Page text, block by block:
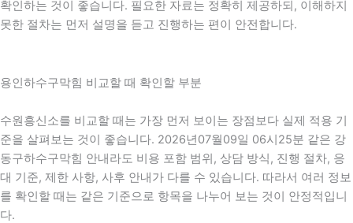
확인하는 것이 좋습니다. 필요한 자료는 정확히 제공하되, 이해하지
못한 절차는 먼저 설명을 듣고 진행하는 편이 안전합니다.
용인하수구막힘 비교할 때 확인할 부분
수원흥신소를 비교할 때는 가장 먼저 보이는 장점보다 실제 적용 기
준을 살펴보는 것이 좋습니다. 2026년07월09일 06시25분 같은 강
동구하수구막힘 안내라도 비용 포함 범위, 상담 방식, 진행 절차, 응
대 기준, 제한 사항, 사후 안내가 다를 수 있습니다. 따라서 여러 정보
를 확인할 때는 같은 기준으로 항목을 나누어 보는 것이 안정적입니
다.